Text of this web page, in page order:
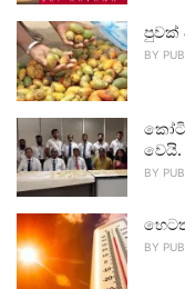
පුවක්
BY
කෝටි
වෙයි.
BY
BY